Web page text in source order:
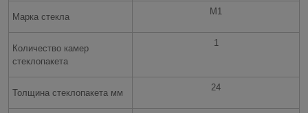
Марка стекла
M1
Количество камер
стеклопакета
1
Толщина стеклопакета мм
24